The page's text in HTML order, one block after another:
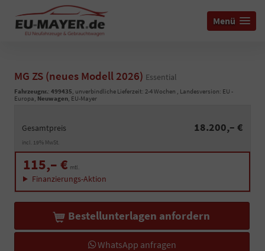
Menü
MG ZS (neues Modell 2026) Essential
Fahrzeugnr.: 499435, unverbindliche Lieferzeit: 2-4 Wochen , Landesversion: EU -
Europa, Neuwagen, EU-Mayer
Gesamtpreis 18.200,– €
incl. 19% MwSt.
115,– € mtl.
Finanzierungs-Aktion
WhatsApp anfragen
Bestellunterlagen anfordern